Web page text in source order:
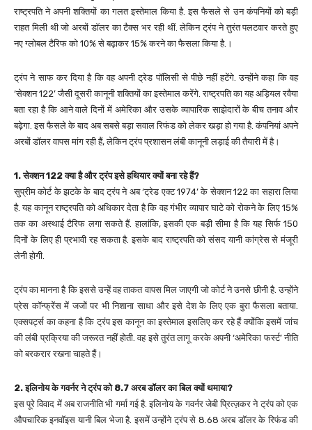
राष्ट्रपति ने अपनी शक्तियों का गलत इस्तेमाल किया है. इस फैसले से उन कंपनियों को बड़ी
राहत मिली थी जो अरबों डॉलर का टैक्स भर रही थीं. लेकिन ट्रंप ने तुरंत पलटवार करते हुए
नए ग्लोबल टैरिफ को 10% से बढ़ाकर 15% करने का फैसला किया है.।
ट्रंप ने साफ कर दिया है कि वह अपनी ट्रेड पॉलिसी से पीछे नहीं हटेंगे. उन्होंने कहा कि वह
‘सेक्शन 122’ जैसी दूसरी कानूनी शक्तियों का इस्तेमाल करेंगे. राष्ट्रपति का यह अड़ियल रवैया
बता रहा है कि आने वाले दिनों में अमेरिका और उसके व्यापारिक साझेदारों के बीच तनाव और
बढ़ेगा. इस फैसले के बाद अब सबसे बड़ा सवाल रिफंड को लेकर खड़ा हो गया है. कंपनियां अपने
अरबों डॉलर वापस मांग रही हैं, लेकिन ट्रंप प्रशासन लंबी कानूनी लड़ाई की तैयारी में है।
1. सेक्शन 122 क्या है और ट्रंप इसे हथियार क्यों बना रहे हैं?
सुप्रीम कोर्ट के झटके के बाद ट्रंप ने अब ‘ट्रेड एक्ट 1974’ के सेक्शन 122 का सहारा लिया
है. यह कानून राष्ट्रपति को अधिकार देता है कि वह गंभीर व्यापार घाटे को रोकने के लिए 15%
तक का अस्थाई टैरिफ लगा सकते हैं. हालांकि, इसकी एक बड़ी सीमा है कि यह सिर्फ 150
दिनों के लिए ही प्रभावी रह सकता है. इसके बाद राष्ट्रपति को संसद यानी कांग्रेस से मंजूरी
लेनी होगी.
ट्रंप का मानना है कि इससे उन्हें वह ताकत वापस मिल जाएगी जो कोर्ट ने उनसे छीनी है. उन्होंने
प्रेस कॉन्फ्रेंस में जजों पर भी निशाना साधा और इसे देश के लिए एक बुरा फैसला बताया.
एक्सपर्ट्स का कहना है कि ट्रंप इस कानून का इस्तेमाल इसलिए कर रहे हैं क्योंकि इसमें जांच
की लंबी प्रक्रिया की जरूरत नहीं होती. वह इसे तुरंत लागू करके अपनी ‘अमेरिका फर्स्ट’ नीति
को बरकरार रखना चाहते हैं।
2. इलिनोय के गवर्नर ने ट्रंप को 8.7 अरब डॉलर का बिल क्यों थमाया?
इस पूरे विवाद में अब राजनीति भी गर्मा गई है. इलिनोय के गवर्नर जेबी प्रित्ज़कर ने ट्रंप को एक
औपचारिक इनवॉइस यानी बिल भेजा है. इसमें उन्होंने ट्रंप से 8.68 अरब डॉलर के रिफंड की